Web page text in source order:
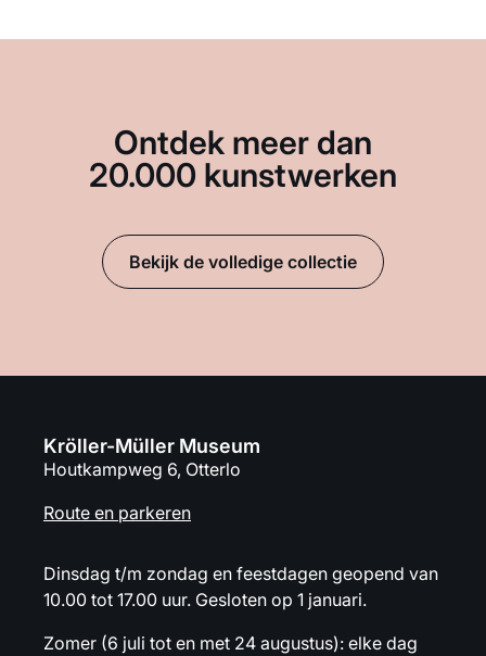
Ontdek meer dan
20.000 kunstwerken
Bekijk de volledige collectie
Kröller-Müller Museum
Houtkampweg 6, Otterlo
Route en parkeren
Dinsdag t/m zondag en feestdagen geopend van
10.00 tot 17.00 uur. Gesloten op 1 januari.
Zomer (6 juli tot en met 24 augustus): elke dag